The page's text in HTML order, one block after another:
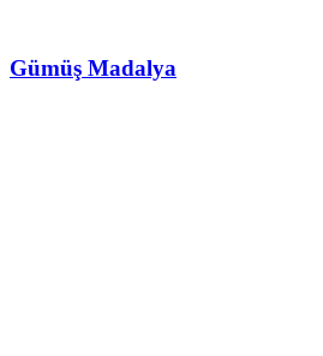
Gümüş Madalya